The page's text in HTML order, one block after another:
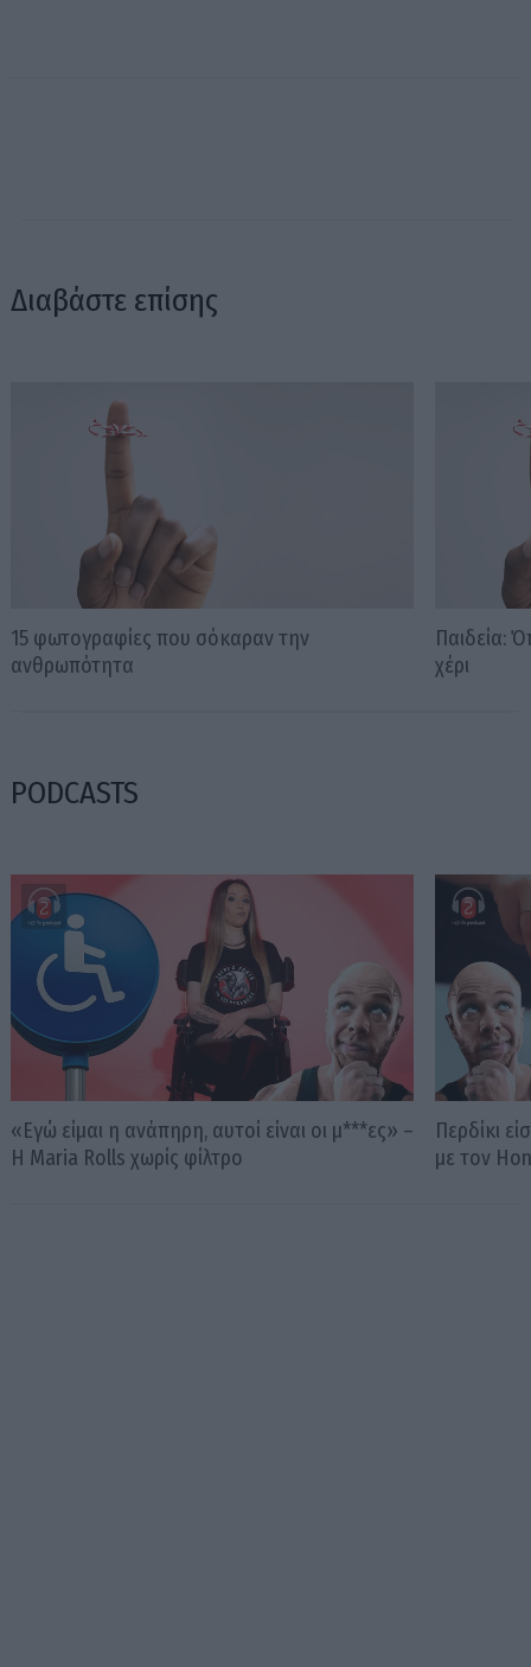
Διαβάστε επίσης
15 φωτογραφίες που σόκαραν την
ανθρωπότητα
Παιδεία:
χέρι
PODCASTS
«Εγώ είμαι η ανάπηρη, αυτοί είναι οι μ***ες» –
Η Maria Rolls χωρίς φίλτρο
Περδίκι
με τον